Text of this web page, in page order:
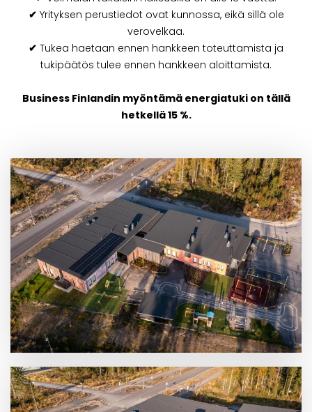
✔ Yrityksen perustiedot ovat kunnossa, eikä sillä ole
verovelkaa.
✔ Tukea haetaan ennen hankkeen toteuttamista ja
tukipäätös tulee ennen hankkeen aloittamista.
Business Finlandin myöntämä energiatuki on tällä
hetkellä 15 %.